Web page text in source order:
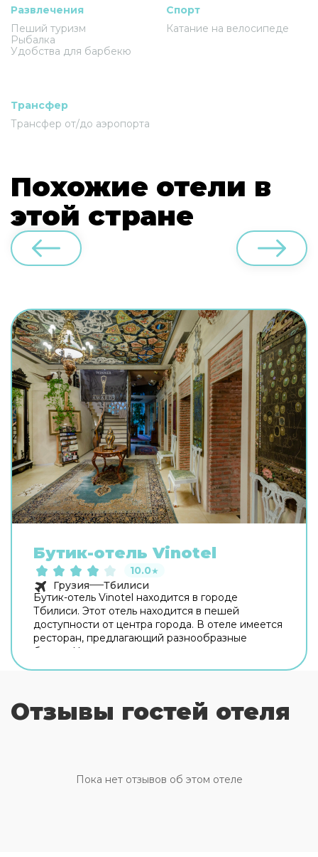
Развлечения
Пеший туризм
Рыбалка
Удобства для барбекю
Спорт
Катание на велосипеде
Трансфер
Трансфер от/до аэропорта
Похожие отели в
этой стране
Бутик-отель Vinotel
10.0★
Грузия
Тбилиси
Бутик-отель Vinotel находится в городе
Тбилиси. Этот отель находится в пешей
доступности от центра города. В отеле имеется
ресторан, предлагающий разнообразные
блюда. На территории отеля предоставляется
Сотрудники круглосуточной стойки
регистрации посоветуют вам близлежащие
номеров, чтобы заказать еду или
дополнительные услуги. В отеле есть
Отзывы гостей отеля
Пока нет отзывов об этом отеле